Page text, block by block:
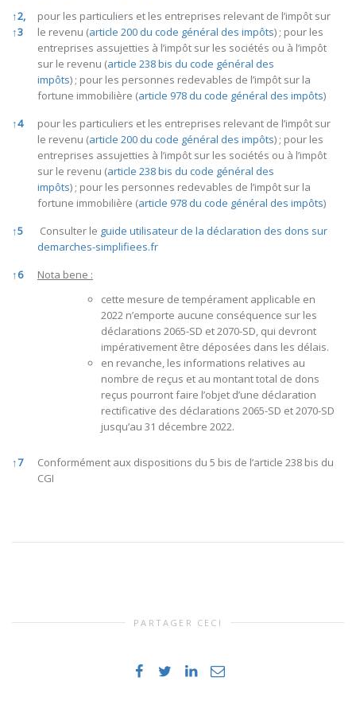
↑2,
↑3
pour les particuliers et les entreprises relevant de l’impôt sur
le revenu (article 200 du code général des impôts) ; pour les
entreprises assujetties à l’impôt sur les sociétés ou à l’impôt
sur le revenu (article 238 bis du code général des
impôts) ; pour les personnes redevables de l’impôt sur la
fortune immobilière (article 978 du code général des impôts)
↑4
pour les particuliers et les entreprises relevant de l’impôt sur
le revenu (article 200 du code général des impôts) ; pour les
entreprises assujetties à l’impôt sur les sociétés ou à l’impôt
sur le revenu (article 238 bis du code général des
impôts) ; pour les personnes redevables de l’impôt sur la
fortune immobilière (article 978 du code général des impôts)
↑5 Consulter le guide utilisateur de la déclaration des dons sur
demarches-simplifiees.fr
↑6
Nota bene :
cette mesure de tempérament applicable en
2022 n’emporte aucune conséquence sur les
déclarations 2065-SD et 2070-SD, qui devront
impérativement être déposées dans les délais.
en revanche, les informations relatives au
nombre de reçus et au montant total de dons
reçus pourront faire l’objet d’une déclaration
rectificative des déclarations 2065-SD et 2070-SD
jusqu’au 31 décembre 2022.
↑7
Conformément aux dispositions du 5 bis de l’article 238 bis du
CGI
PARTAGER CECI